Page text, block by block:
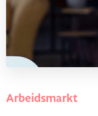
Arbeidsmarkt